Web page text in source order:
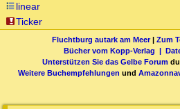
linear
Ticker
Fluchtburg autark am Meer| Zum
Bücher vom Kopp-Verlag |
Unterstützen Sie das Gelbe Forum
Weitere Buchempfehlungen und